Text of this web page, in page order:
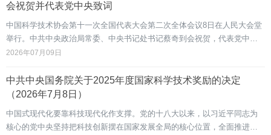
会祝贺并代表党中央致词
中国科学技术协会第十一次全国代表大会第二次全体会议8日在人民大会堂
举行。中共中央政治局常委、中央书记处书记蔡奇到会祝贺，代表党中央
作了题为《奋力跑好科技强国建设接力赛“关键一棒”》的致词。（致词全文
院院士大会、中国科协第十一次全国代表大会上发表的重要讲话，为做好
新时代新征程科技工作和科协工作进一步指明了方向、提
2026年07月09日
中共中央国务院关于2025年度国家科学技术奖励的决定
（2026年7月8日）
中国式现代化要靠科技现代化作支撑。党的十八大以来，以习近平同志为
核心的党中央坚持把科技创新摆在国家发展全局的核心位置，全面推进科